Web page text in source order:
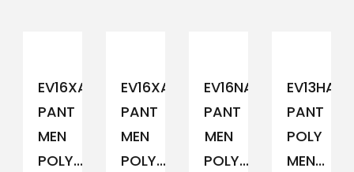
EV16XAM194
PANT
MEN
POLY...
EV16XAM191
PANT
MEN
POLY...
EV16NAM152
PANT
MEN
POLY...
PANT
POLY
MEN...